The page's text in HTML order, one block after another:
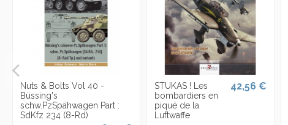
Nuts & Bolts Vol 40 -
Büssing's
schw.PzSpähwagen Part :
SdKfz 234 (8-Rd)
STUKAS ! Les
bombardiers en
piqué de la
Luftwaffe
42,56 €